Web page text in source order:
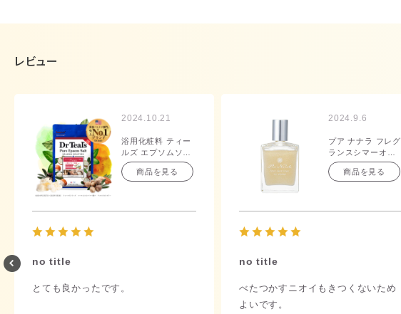
レビュー
2024.10.21
浴用化粧料 ティー
ルズ エプソムソル
ト シアバター＆ア
ーモンドオイル
商品を見る
no title
とても良かったです。
2024.9.6
プア ナナラ フレグ
ランスシマーオイ
ル シアープカナ
50mL商品を見る
no title
べたつかすニオイもきつくないため
よいです。